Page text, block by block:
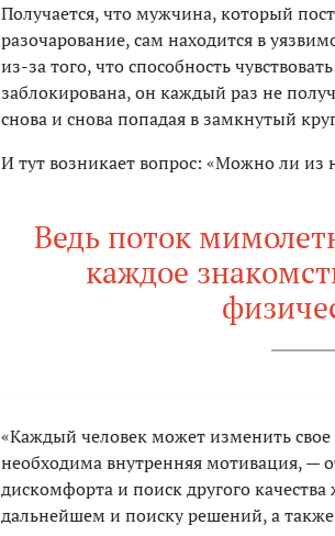
Получается, что мужчина, который
разочарование, сам находится в
из-за того, что способность
заблокирована, он каждый раз не
снова и снова попадая в замкнутый
И тут возникает вопрос: «Можно ли из
Ведь поток
каждое
«Каждый человек может изменить свое
необходима внутренняя мотивация, —
дискомфорта и поиск другого
дальнейшем и поиску решений, а